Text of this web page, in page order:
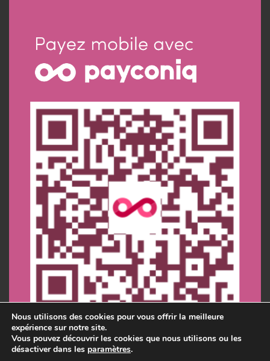
Nous utilisons des cookies pour vous offrir la meilleure
expérience sur notre site.
Vous pouvez découvrir les cookies que nous utilisons ou les
désactiver dans les paramètres.